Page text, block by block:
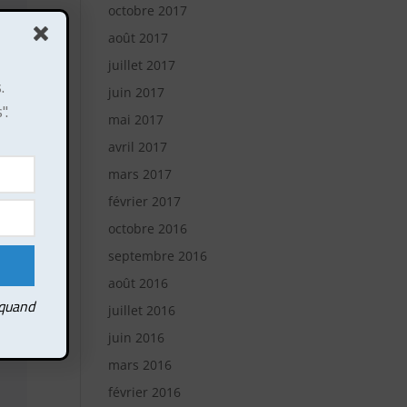
octobre 2017
août 2017
juillet 2017
juin 2017
mai 2017
avril 2017
mars 2017
février 2017
octobre 2016
septembre 2016
août 2016
juillet 2016
juin 2016
mars 2016
février 2016